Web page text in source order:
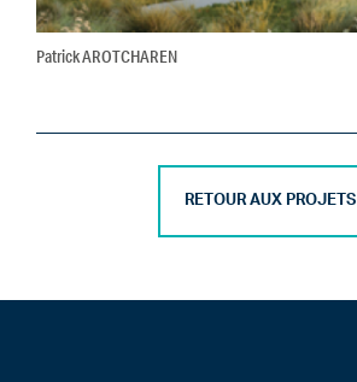
Patrick AROTCHAREN
RETOUR AUX PROJETS